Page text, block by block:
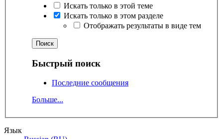
Искать только в этой теме
Искать только в этом разделе
Отображать результаты в виде тем
Быстрый поиск
Последние сообщения
Больше...
Язык